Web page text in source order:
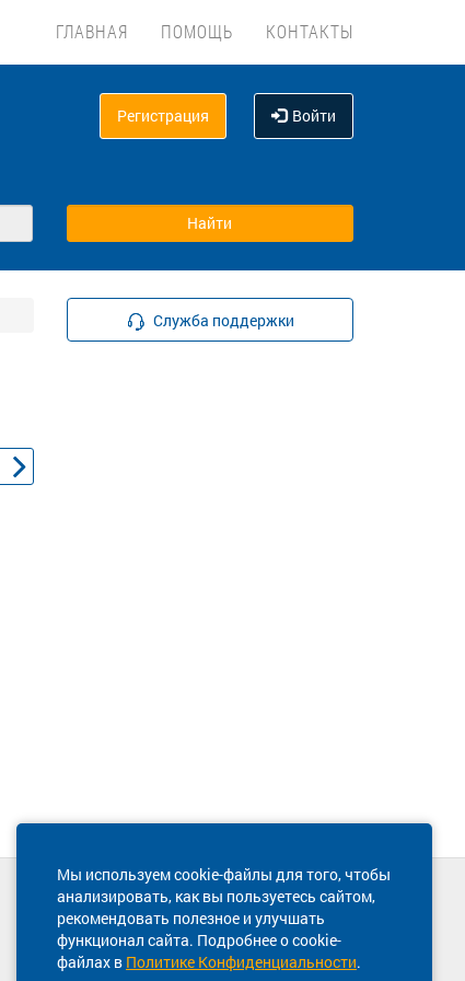
ГЛАВНАЯ ПОМОЩЬ КОНТАКТЫ
Регистрация Войти
Служба поддержки
Мы используем cookie-файлы для того, чтобы
анализировать, как вы пользуетесь сайтом,
рекомендовать полезное и улучшать
функционал сайта. Подробнее о cookie-
файлах в Политике Конфиденциальности.
Техническая поддержка сайта
8 800 600-03-38